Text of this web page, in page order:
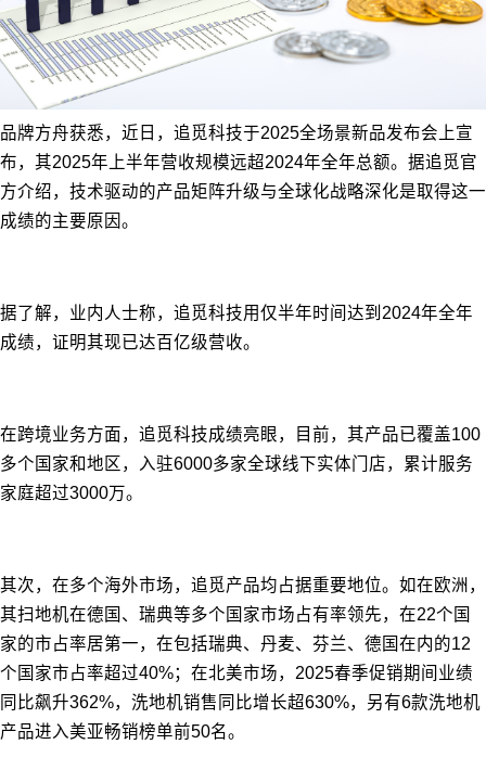
品牌方舟获悉，近日，追觅科技于2025全场景新品发布会上宣
布，其2025年上半年营收规模远超2024年全年总额。据追觅官
方介绍，技术驱动的产品矩阵升级与全球化战略深化是取得这一
成绩的主要原因。
据了解，业内人士称，追觅科技用仅半年时间达到2024年全年
成绩，证明其现已达百亿级营收。
在跨境业务方面，追觅科技成绩亮眼，目前，其产品已覆盖100
多个国家和地区，入驻6000多家全球线下实体门店，累计服务
家庭超过3000万。
其次，在多个海外市场，追觅产品均占据重要地位。如在欧洲，
其扫地机在德国、瑞典等多个国家市场占有率领先，在22个国
家的市占率居第一，在包括瑞典、丹麦、芬兰、德国在内的12
个国家市占率超过40%；在北美市场，2025春季促销期间业绩
同比飙升362%，洗地机销售同比增长超630%，另有6款洗地机
产品进入美亚畅销榜单前50名。